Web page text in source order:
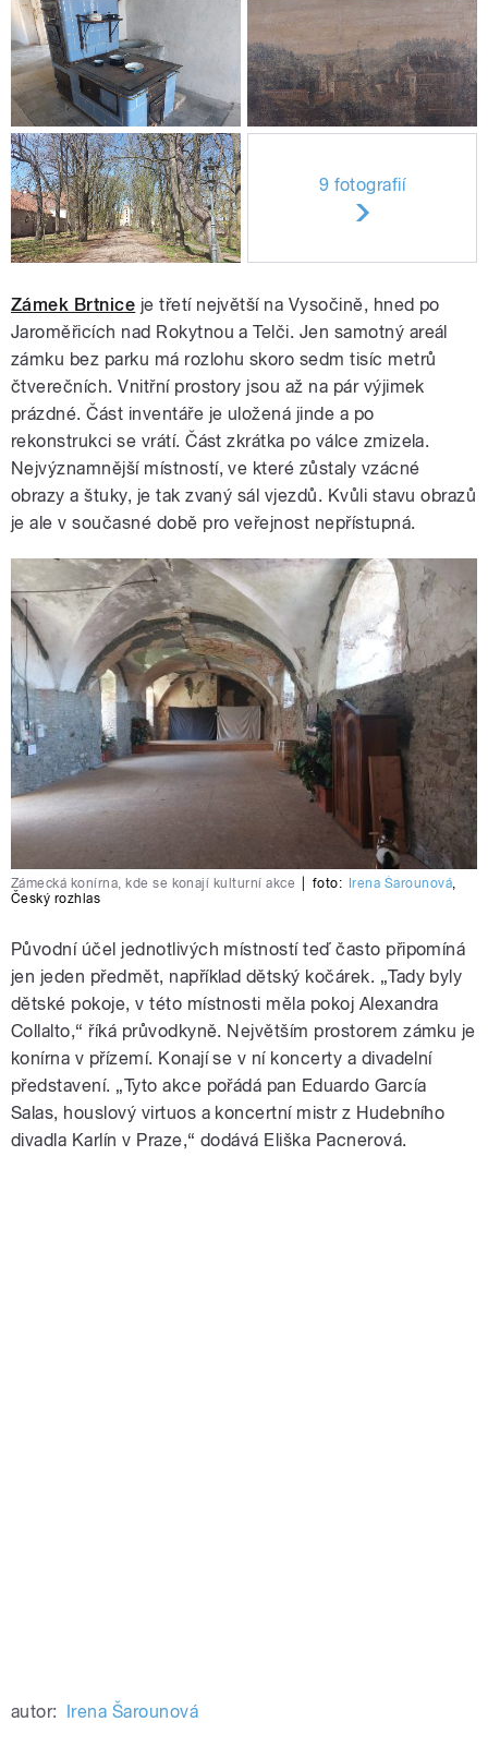
9 fotografií
Zámek Brtnice je třetí největší na Vysočině, hned po
Jaroměřicích nad Rokytnou a Telči. Jen samotný areál
zámku bez parku má rozlohu skoro sedm tisíc metrů
čtverečních. Vnitřní prostory jsou až na pár výjimek
prázdné. Část inventáře je uložená jinde a po
rekonstrukci se vrátí. Část zkrátka po válce zmizela.
Nejvýznamnější místností, ve které zůstaly vzácné
obrazy a štuky, je tak zvaný sál vjezdů. Kvůli stavu obrazů
je ale v současné době pro veřejnost nepřístupná.
Zámecká konírna, kde se konají kulturní akce foto: Irena Šarounová,
Český rozhlas
Původní účel jednotlivých místností teď často připomíná
jen jeden předmět, například dětský kočárek. „Tady byly
dětské pokoje, v této místnosti měla pokoj Alexandra
Collalto,“ říká průvodkyně. Největším prostorem zámku je
konírna v přízemí. Konají se v ní koncerty a divadelní
představení. „Tyto akce pořádá pan Eduardo García
Salas, houslový virtuos a koncertní mistr z Hudebního
divadla Karlín v Praze,“ dodává Eliška Pacnerová.
autor: Irena Šarounová